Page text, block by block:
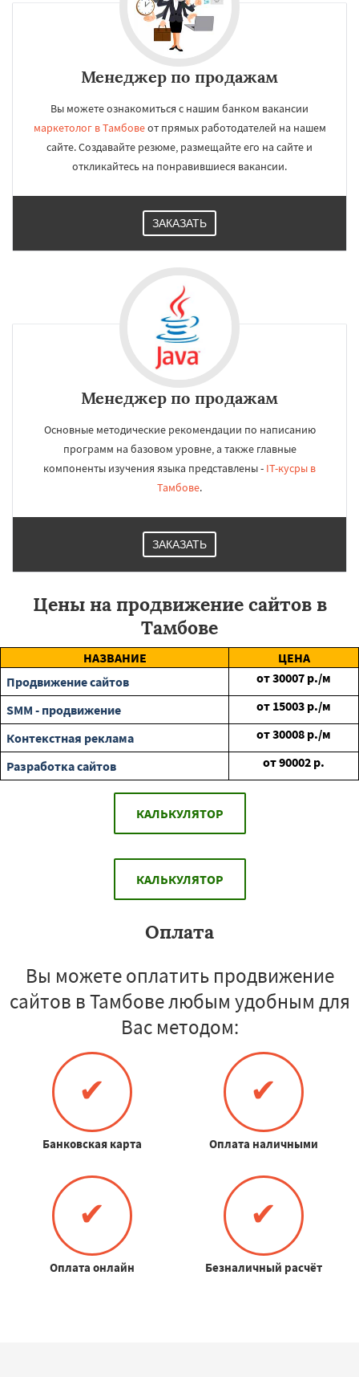
Менеджер по продажам
Вы можете ознакомиться с нашим банком вакансии
маркетолог в Тамбовеот прямых работодателей на нашем
сайте. Создавайте резюме, размещайте его на сайте и
откликайтесь на понравившиеся вакансии.
ЗАКАЗАТЬ
Менеджер по продажам
Основные методические рекомендации по написанию
программ на базовом уровне, а также главные
компоненты изучения языка представлены - IT-кусры в
Тамбове.
ЗАКАЗАТЬ
Цены на продвижение сайтов в
Тамбове
НАЗВАНИЕ
ЦЕНА
Продвижение сайтов
от30007 р./м
SMM - продвижение
от 15003 р./м
Контекстная реклама
от30008 р./м
Разработка сайтов
от90002 р.
КАЛЬКУЛЯТОР
КАЛЬКУЛЯТОР
Оплата
Вы можете оплатить продвижение
сайтов в Тамбове любым удобным для
Вас методом:
✔
Банковская карта
✔
Оплата наличными
✔
Оплата онлайн
✔
Безналичный расчёт